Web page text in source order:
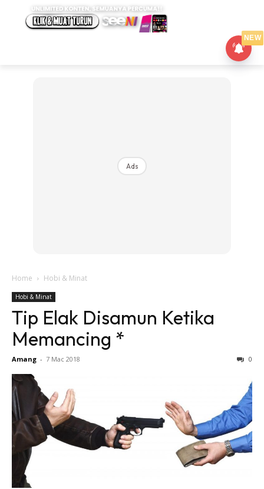
Ads
Home Hobi & Minat
Hobi & Minat
Tip Elak Disamun Ketika
Memancing *
Amang - 7 Mac 2018 0
NEW